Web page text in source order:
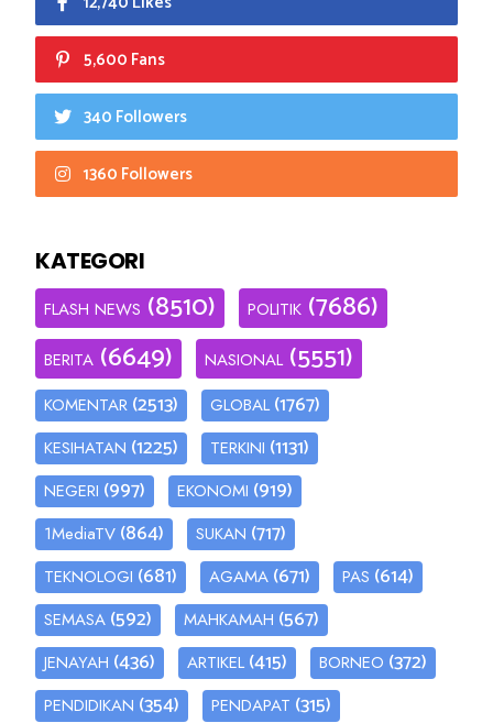
5,600 Fans
340 Followers
1360 Followers
KATEGORI
FLASH NEWS (8510) POLITIK (7686)
BERITA (6649) NASIONAL (5551)
KOMENTAR (2513) GLOBAL (1767)
KESIHATAN (1225) TERKINI (1131)
NEGERI (997) EKONOMI (919)
1MediaTV (864) SUKAN (717)
TEKNOLOGI (681) AGAMA (671) PAS (614)
SEMASA (592) MAHKAMAH (567)
JENAYAH (436) ARTIKEL (415) BORNEO (372)
PENDIDIKAN (354) PENDAPAT (315)